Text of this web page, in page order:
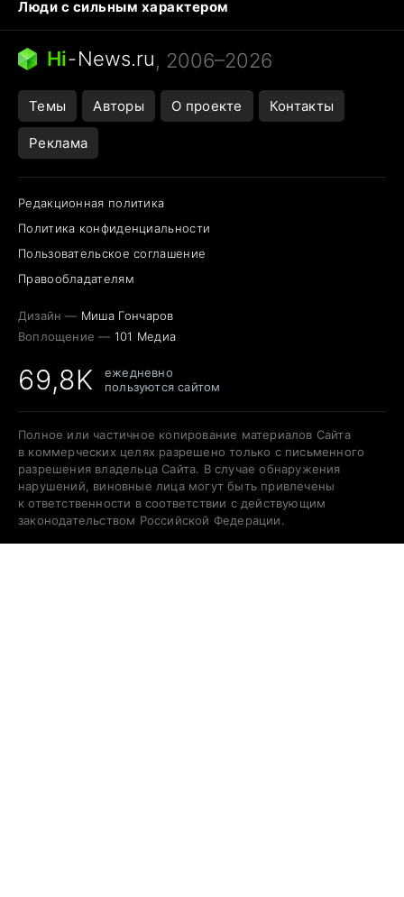
Люди с сильным характером
Кошка писает на кровать
Тунцы в океанариуме
Ядовитые пауки России
Города в ядерной войне
Hi-News.ru, 2006–2026
Темы Авторы О проекте Контакты
Реклама
Редакционная политика
Политика конфиденциальности
Пользовательское соглашение
Правообладателям
Дизайн — Миша Гончаров
Воплощение — 101 Медиа
69,8K
ежедневно
пользуются сайтом
Полное или частичное копирование материалов Сайта
в коммерческих целях разрешено только с письменного
разрешения владельца Сайта. В случае обнаружения
нарушений, виновные лица могут быть привлечены
к ответственности в соответствии с действующим
законодательством Российской Федерации.